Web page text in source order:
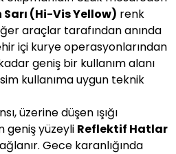
Sarı (Hi-Vis Yellow) renk
araçlar tarafından anında
içi kurye operasyonlarından
geniş bir kullanım alanı
kullanıma uygun teknik
üzerine düşen ışığı
geniş yüzeyli Reflektif Hatlar
Gece karanlığında